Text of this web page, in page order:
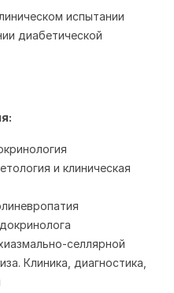
испытании
диабетической
и клиническая
селлярной
Клиника, диагностика,